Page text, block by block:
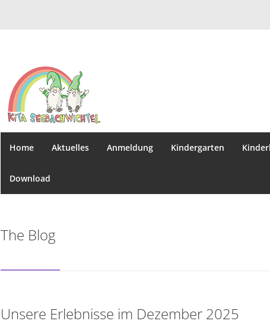
Home Aktuelles Anmeldung Kindergarten
Download
The Blog
Unsere Erlebnisse im Dezember 2025